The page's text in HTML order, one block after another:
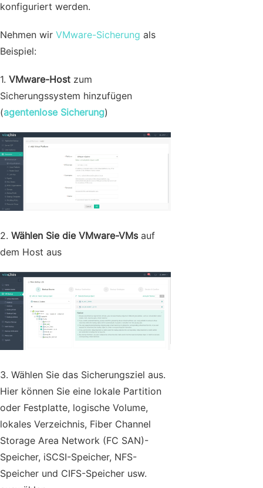
konfiguriert werden.
Nehmen wir VMware-Sicherung als
Beispiel:
1. VMware-Host zum
Sicherungssystem hinzufügen
(agentenlose Sicherung)
2. Wählen Sie die VMware-VMsauf
dem Host aus
3. Wählen Sie das Sicherungsziel aus.
Hier können Sie eine lokale Partition
oder Festplatte, logische Volume,
lokales Verzeichnis, Fiber Channel
Storage Area Network (FC SAN)-
Speicher, iSCSI-Speicher, NFS-
Speicher und CIFS-Speicher usw.